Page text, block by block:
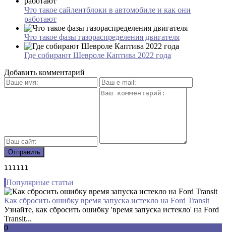
Что такое сайлентблоки в автомобиле и как они
работают
Что такое фазы газораспределения двигателя
Где собирают Шевроле Каптива 2022 года
Добавить комментарий
111111
Популярные статьи
Как сбросить ошибку время запуска истекло на Ford Transit
Узнайте, как сбросить ошибку 'время запуска истекло' на Ford
Transit...
0